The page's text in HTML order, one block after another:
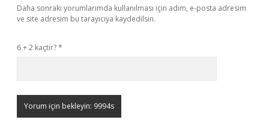
Daha sonraki yorumlarımda kullanılması için adım, e-posta adresim
ve site adresim bu tarayıcıya kaydedilsin.
6 + 2 kaçtır?*